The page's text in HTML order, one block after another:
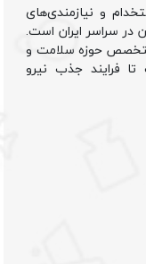
و نیازمندی‌های
در سراسر ایران است.
حوزه سلامت و
تا فرایند جذب نیرو